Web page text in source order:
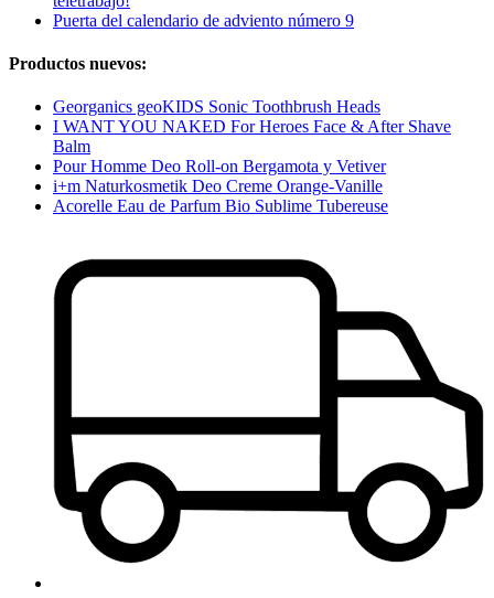
Puerta del calendario de adviento número 9
Productos nuevos:
Georganics geoKIDS Sonic Toothbrush Heads
I WANT YOU NAKED For Heroes Face & After Shave
Balm
Pour Homme Deo Roll-on Bergamota y Vetiver
i+m Naturkosmetik Deo Creme Orange-Vanille
Acorelle Eau de Parfum Bio Sublime Tubereuse